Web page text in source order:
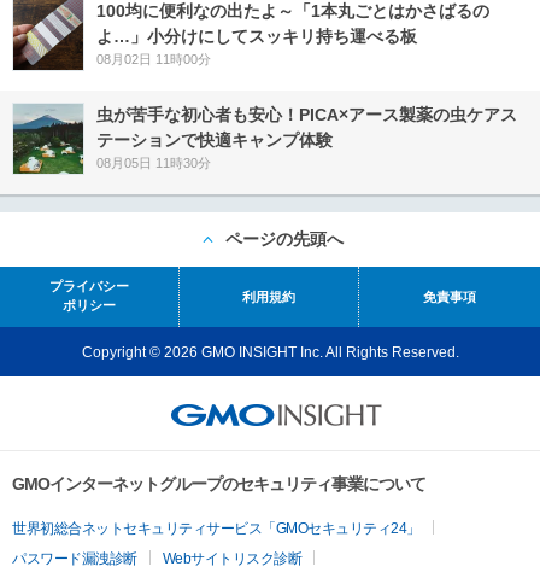
100均に便利なの出たよ～「1本丸ごとはかさばるの
よ…」小分けにしてスッキリ持ち運べる板
08月02日 11時00分
虫が苦手な初心者も安心！PICA×アース製薬の虫ケアス
テーションで快適キャンプ体験
08月05日 11時30分
ページの先頭へ
プライバシー
ポリシー
利用規約 免責事項
Copyright © 2026 GMO INSIGHT Inc. All Rights Reserved.
GMOインターネットグループのセキュリティ事業について
世界初総合ネットセキュリティサービス「GMOセキュリティ24」
パスワード漏洩診断
Webサイトリスク診断